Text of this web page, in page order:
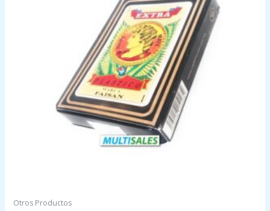
Otros Productos